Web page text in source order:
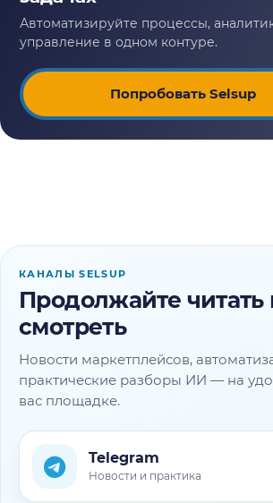
Попробовать Selsup
КАНАЛЫ SELSUP
Продолжайте читать
смотреть
Новости маркетплейсов,
практические разборы ИИ — на
вас площадке.
Telegram
Новости и практика